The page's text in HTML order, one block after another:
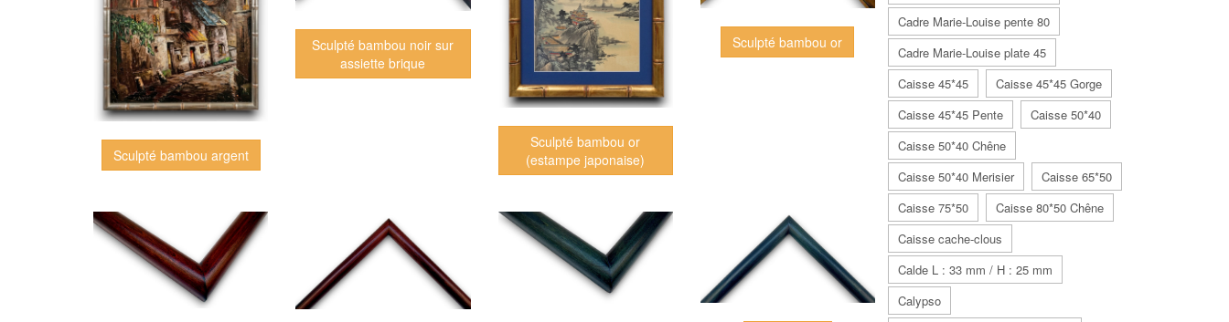
Sculpté bambou argent
Sculpté bambou noir sur
assiette brique
Sculpté bambou or
(estampe japonaise)
Sculpté bambou or
Cadre Marie-Louise pente 80
Cadre Marie-Louise plate 45
Caisse 45*45
Caisse 45*45 Gorge
Caisse 45*45 Pente
Caisse 50*40
Caisse 50*40 Chêne
Caisse 50*40 Merisier
Caisse 65*50
Caisse 75*50
Caisse 80*50 Chêne
Caisse cache-clous
Calde L : 33 mm / H : 25 mm
Calypso